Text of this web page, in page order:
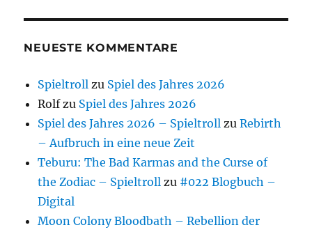
NEUESTE KOMMENTARE
Spieltroll zu Spiel des Jahres 2026
Rolfzu Spiel des Jahres 2026
Spiel des Jahres 2026 – Spieltroll zuRebirth
– Aufbruch in eine neue Zeit
Teburu: The Bad Karmas and the Curse of
the Zodiac – Spieltroll zu #022 Blogbuch –
Digital
Moon Colony Bloodbath – Rebellion der